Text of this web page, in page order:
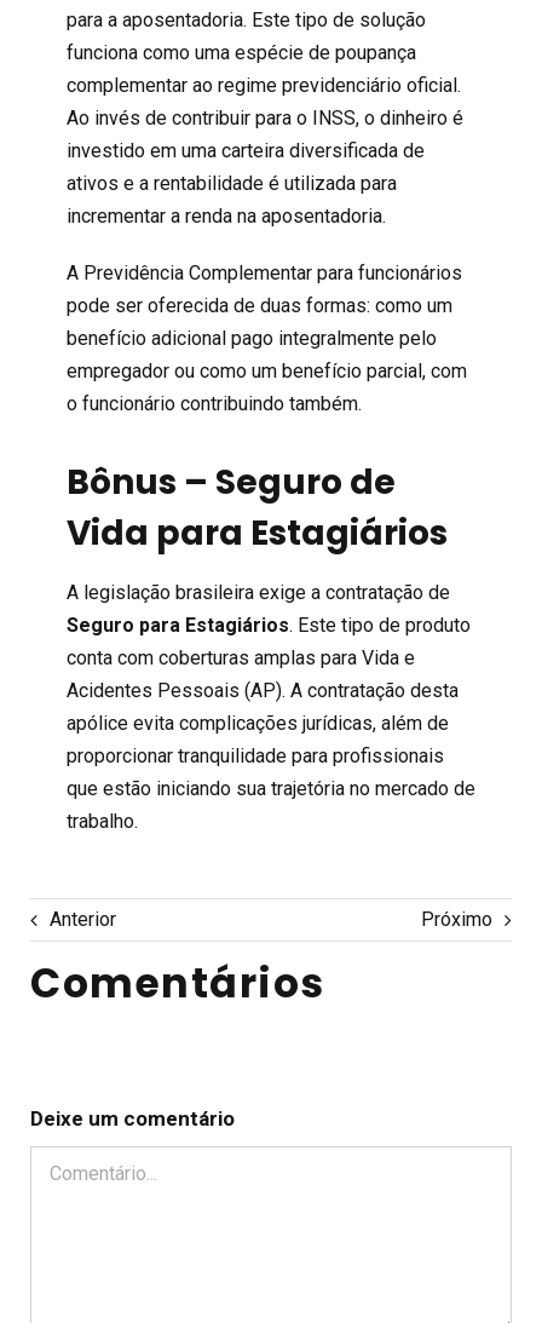
para a aposentadoria. Este tipo de solução
funciona como uma espécie de poupança
complementar ao regime previdenciário oficial.
Ao invés de contribuir para o INSS, o dinheiro é
investido em uma carteira diversificada de
ativos e a rentabilidade é utilizada para
incrementar a renda na aposentadoria.
A Previdência Complementar para funcionários
pode ser oferecida de duas formas: como um
benefício adicional pago integralmente pelo
empregador ou como um benefício parcial, com
o funcionário contribuindo também.
Bônus – Seguro de
Vida para Estagiários
A legislação brasileira exige a contratação de
Seguro para Estagiários. Este tipo de produto
conta com coberturas amplas para Vida e
Acidentes Pessoais (AP). A contratação desta
apólice evita complicações jurídicas, além de
proporcionar tranquilidade para profissionais
que estão iniciando sua trajetória no mercado de
trabalho.
Anterior Próximo
Comentários
Deixe um comentário
Comentário